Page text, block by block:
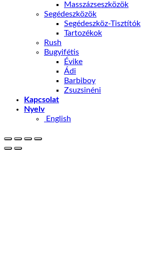
Masszázseszközök
Segédeszközök
Segédeszköz-Tisztítók
Tartozékok
Rush
Bugyifétis
Évike
Ádi
Barbiboy
Zsuzsinéni
Kapcsolat
Nyelv
English